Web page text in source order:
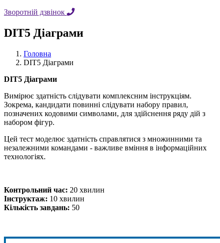
Зворотній дзвінок
DIT5 Діаграми
Головна
DIT5 Діаграми
DIT5 Діаграми
Вимірює здатність слідувати комплексним інструкціям.
Зокрема, кандидати повинні слідувати набору правил,
позначених кодовими символами, для здійснення ряду дій з
набором фігур.
Цей тест моделює здатність справлятися з множинними та
незалежними командами - важливе вміння в інформаційних
технологіях.
Контрольний час: 20 хвилин
Інструктаж: 10 хвилин
Кількість завдань: 50